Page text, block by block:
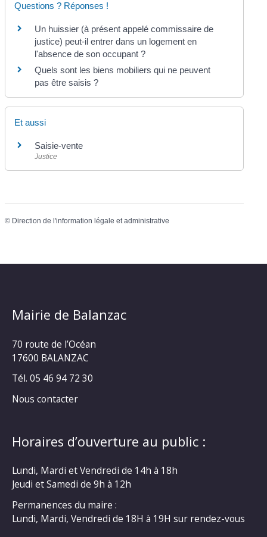
Questions ? Réponses !
Un huissier (à présent appelé commissaire de
justice) peut-il entrer dans un logement en
l'absence de son occupant ?
Quels sont les biens mobiliers qui ne peuvent
pas être saisis ?
Et aussi
Saisie-vente
Justice
© Direction de l'information légale et administrative
Mairie de Balanzac
70 route de l’Océan
17600 BALANZAC
Tél. 05 46 94 72 30
Nous contacter
Horaires d’ouverture au public :
Lundi, Mardi et Vendredi de 14h à 18h
Jeudi et Samedi de 9h à 12h
Permanences du maire :
Lundi, Mardi, Vendredi de 18H à 19H sur rendez-vous